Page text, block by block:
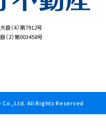
（4）第7912号
2）第003458号
All Rights Reserved